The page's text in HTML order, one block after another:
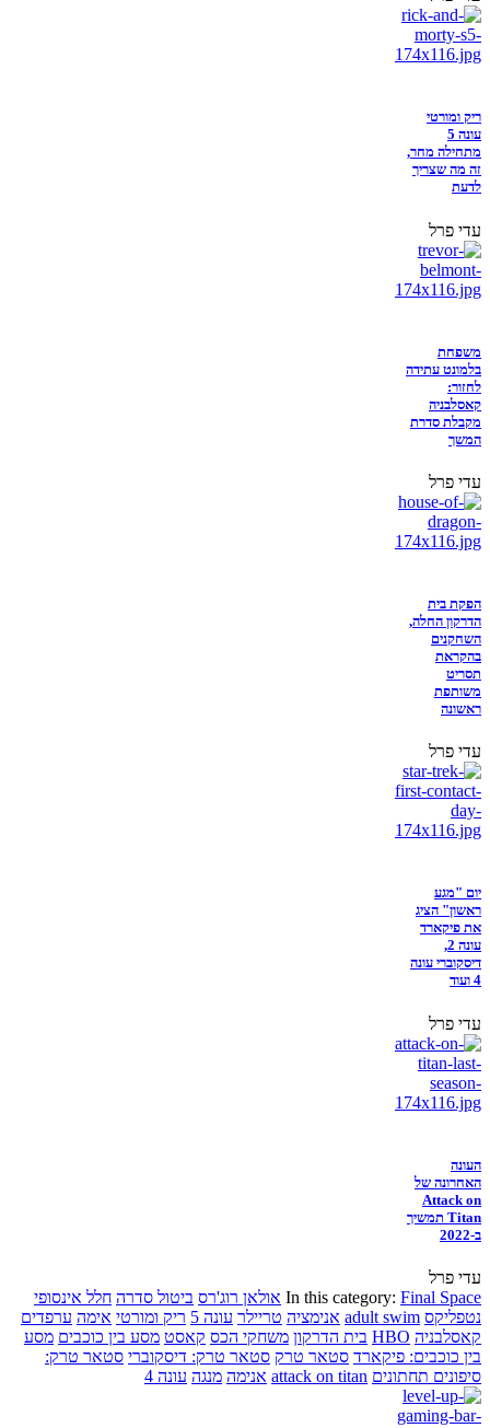
ריק ומורטי
עונה 5
מתחילה מחר,
זה מה שצריך
לדעת
עדי פרל
משפחת
בלמונט עתידה
לחזור:
קאסלבניה
מקבלת סדרת
המשך
עדי פרל
הפקת בית
הדרקון החלה,
השחקנים
בהקראת
תסריט
משותפת
ראשונה
עדי פרל
יום "מגע
ראשון" הציג
את פיקארד
עונה 2,
דיסקוברי עונה
4 ועוד
עדי פרל
העונה
האחרונה של
Attack on
Titan תמשיך
ב-2022
עדי פרל
In this category: Final Space אולאן רוג'רס ביטול סדרה חלל אינסופי
נטפליקס adult swim אנימציה טריילר עונה 5 ריק ומורטי אימה ערפדים
קאסלבניה HBO בית הדרקון משחקי הכס קאסט מסע בין כוכבים מסע
בין כוכבים: פיקארד סטאר טרק סטאר טרק: דיסקוברי סטאר טרק:
סיפונים תחתונים attack on titan אנימה מנגה עונה 4